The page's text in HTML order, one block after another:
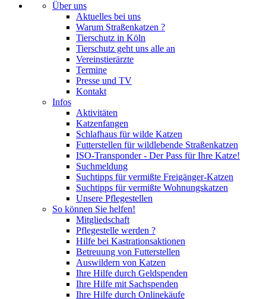
Über uns
Aktuelles bei uns
Warum Straßenkatzen ?
Tierschutz in Köln
Tierschutz geht uns alle an
Vereinstierärzte
Termine
Presse und TV
Kontakt
Infos
Aktivitäten
Katzenfangen
Schlafhaus für wilde Katzen
Futterstellen für wildlebende Straßenkatzen
ISO-Transponder - Der Pass für Ihre Katze!
Suchmeldung
Suchtipps für vermißte Freigänger-Katzen
Suchtipps für vermißte Wohnungskatzen
Unsere Pflegestellen
So können Sie helfen!
Mitgliedschaft
Pflegestelle werden ?
Hilfe bei Kastrationsaktionen
Betreuung von Futterstellen
Auswildern von Katzen
Ihre Hilfe durch Geldspenden
Ihre Hilfe mit Sachspenden
Ihre Hilfe durch Onlinekäufe